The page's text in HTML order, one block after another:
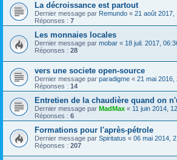
La décroissance est partout
Dernier message par Remundo « 21 août 2017,
Réponses : 7
Les monnaies locales
Dernier message par mobar « 18 juil. 2017,
Réponses : 28
vers une societe open-source
Dernier message par paradigme « 21 mai 2016,
Réponses : 14
Entretien de la chaudière quand on
Dernier message par MadMax « 11 juin 2014,
Réponses : 6
Formations pour l'après-pétrole
Dernier message par Spiritatus « 06 mai 2014,
Réponses : 207